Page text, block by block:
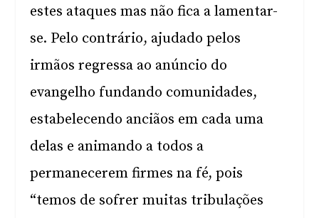
estes ataques mas não fica a lamentar-
se. Pelo contrário, ajudado pelos
irmãos regressa ao anúncio do
evangelho fundando comunidades,
estabelecendo anciãos em cada uma
delas e animando a todos a
permanecerem firmes na fé, pois
“temos de sofrer muitas tribulações